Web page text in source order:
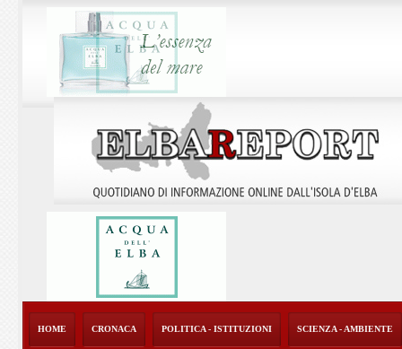
HOME CRONACA POLITICA - ISTITUZIONI SCIENZA - AMBIENTE